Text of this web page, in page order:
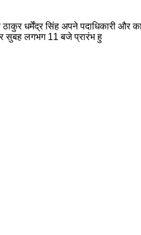
धर्मेंद्र सिंह अपने पदाधिकारी
सुबह लगभग 11 बजे प्रारंभ हु